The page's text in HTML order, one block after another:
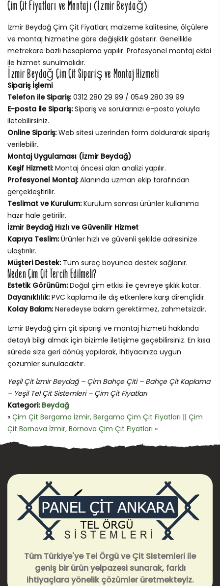
Çim Çit Fiyatları ve Montajı (İzmir Beydağ)
İzmir Beydağ Çim Çit Fiyatları; malzeme kalitesine, ölçülere
ve montaj hizmetine göre değişiklik gösterir. Genellikle
metrekare bazlı hesaplama yapılır. Profesyonel montaj ekibi
ile hizmet sunulmalıdır.
İzmir Beydağ Çim Çit Sipariş ve Montaj Hizmeti
Sipariş İşlemi
Telefon ile Sipariş:0312 280 29 99 / 0549 280 39 99
E-posta ile Sipariş:Sipariş ve sorularınızı e-posta yoluyla
iletebilirsiniz.
Online Sipariş:Web sitesi üzerinden form doldurarak sipariş
verilebilir.
Montaj Uygulaması (İzmir Beydağ)
Keşif Hizmeti:Montaj öncesi alan analizi yapılır.
Profesyonel Montaj:Alanında uzman ekip tarafından
gerçekleştirilir.
Teslimat ve Kurulum:Kurulum sonrası ürünler kullanıma
hazır hale getirilir.
İzmir Beydağ Hızlı ve Güvenilir Hizmet
Kapıya Teslim:Ürünler hızlı ve güvenli şekilde adresinize
ulaştırılır.
Müşteri Destek:Tüm süreç boyunca destek sağlanır.
Neden Çim Çit Tercih Edilmeli?
Estetik Görünüm:Doğal çim etkisi ile çevreye şıklık katar.
Dayanıklılık:PVC kaplama ile dış etkenlere karşı dirençlidir.
Kolay Bakım:Neredeyse bakım gerektirmez, zahmetsizdir.
İzmir Beydağ çim çit siparişi ve montaj hizmeti hakkında
detaylı bilgi almak için bizimle iletişime geçebilirsiniz. En kısa
sürede size geri dönüş yapılarak, ihtiyacınıza uygun
çözümler sunulacaktır.
Yeşil Çit İzmir Beydağ – Çim Bahçe Çiti – Bahçe Çit Kaplama
– Yeşil Tel Çit Sistemleri – Çim Çit Fiyatları
Kategori: Beydağ
« Çim Çit Bergama İzmir, Bergama Çim Çit Fiyatları || Çim
Çit Bornova İzmir, Bornova Çim Çit Fiyatları »
Tüm Türkiye'ye Tel Örgü ve Çit Sistemleri ile
geniş bir ürün yelpazesi sunarak, farklı
ihtiyaçlara yönelik çözümler üretmekteyiz.